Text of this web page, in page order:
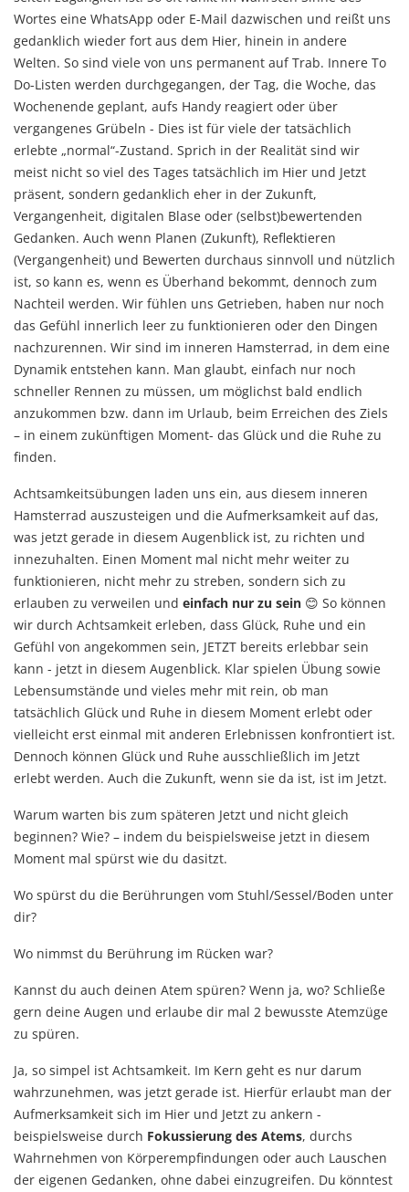
Wortes eine WhatsApp oder E-Mail dazwischen und reißt uns
gedanklich wieder fort aus dem Hier, hinein in andere
Welten. So sind viele von uns permanent auf Trab. Innere To
Do-Listen werden durchgegangen, der Tag, die Woche, das
Wochenende geplant, aufs Handy reagiert oder über
vergangenes Grübeln - Dies ist für viele der tatsächlich
erlebte „normal“-Zustand. Sprich in der Realität sind wir
meist nicht so viel des Tages tatsächlich im Hier und Jetzt
präsent, sondern gedanklich eher in der Zukunft,
Vergangenheit, digitalen Blase oder (selbst)bewertenden
Gedanken. Auch wenn Planen (Zukunft), Reflektieren
(Vergangenheit) und Bewerten durchaus sinnvoll und nützlich
ist, so kann es, wenn es Überhand bekommt, dennoch zum
Nachteil werden. Wir fühlen uns Getrieben, haben nur noch
das Gefühl innerlich leer zu funktionieren oder den Dingen
nachzurennen. Wir sind im inneren Hamsterrad, in dem eine
Dynamik entstehen kann. Man glaubt, einfach nur noch
schneller Rennen zu müssen, um möglichst bald endlich
anzukommen bzw. dann im Urlaub, beim Erreichen des Ziels
– in einem zukünftigen Moment- das Glück und die Ruhe zu
finden.
Achtsamkeitsübungen laden uns ein, aus diesem inneren
Hamsterrad auszusteigen und die Aufmerksamkeit auf das,
was jetzt gerade in diesem Augenblick ist, zu richten und
innezuhalten. Einen Moment mal nicht mehr weiter zu
funktionieren, nicht mehr zu streben, sondern sich zu
erlauben zu verweilen und einfach nur zu sein 😊 So können
wir durch Achtsamkeit erleben, dass Glück, Ruhe und ein
Gefühl von angekommen sein, JETZT bereits erlebbar sein
kann - jetzt in diesem Augenblick. Klar spielen Übung sowie
Lebensumstände und vieles mehr mit rein, ob man
tatsächlich Glück und Ruhe in diesem Moment erlebt oder
vielleicht erst einmal mit anderen Erlebnissen konfrontiert ist.
Dennoch können Glück und Ruhe ausschließlich im Jetzt
erlebt werden. Auch die Zukunft, wenn sie da ist, ist im Jetzt.
Warum warten bis zum späteren Jetzt und nicht gleich
beginnen? Wie? – indem du beispielsweise jetzt in diesem
Moment mal spürst wie du dasitzt.
Wo spürst du die Berührungen vom Stuhl/Sessel/Boden unter
dir?
Wo nimmst du Berührung im Rücken war?
Kannst du auch deinen Atem spüren? Wenn ja, wo? Schließe
gern deine Augen und erlaube dir mal 2 bewusste Atemzüge
zu spüren.
Ja, so simpel ist Achtsamkeit. Im Kern geht es nur darum
wahrzunehmen, was jetzt gerade ist. Hierfür erlaubt man der
Aufmerksamkeit sich im Hier und Jetzt zu ankern -
beispielsweise durch Fokussierung des Atems, durchs
Wahrnehmen von Körperempfindungen oder auch Lauschen
der eigenen Gedanken, ohne dabei einzugreifen. Du könntest